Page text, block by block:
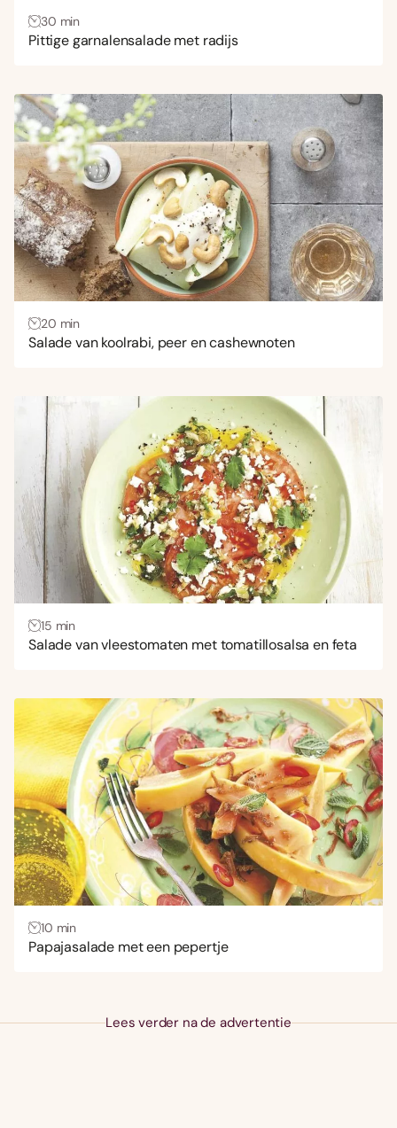
30 min
Pittige garnalensalade met radijs
20 min
Salade van koolrabi, peer en cashewnoten
15 min
Salade van vleestomaten met tomatillosalsa en feta
10 min
Papajasalade met een pepertje
Lees verder na de advertentie